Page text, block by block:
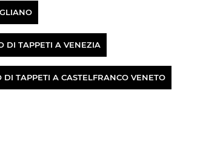
DI TAPPETI A VENEZIA
DI TAPPETI A CASTELFRANCO VENETO